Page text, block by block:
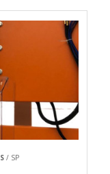
/ SP